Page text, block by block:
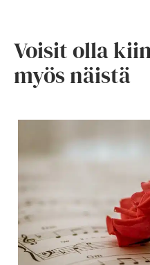
Voisit olla
myös näistä